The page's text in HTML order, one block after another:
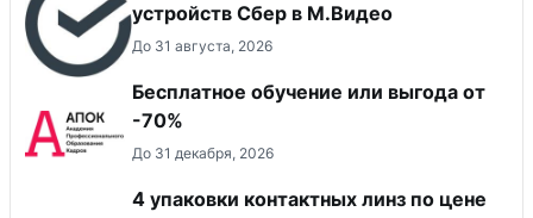
устройств Сбер в М.Видео
До 31 августа, 2026
Бесплатное обучение или выгода от
-70%
До 31 декабря, 2026
4 упаковки контактных линз по цене